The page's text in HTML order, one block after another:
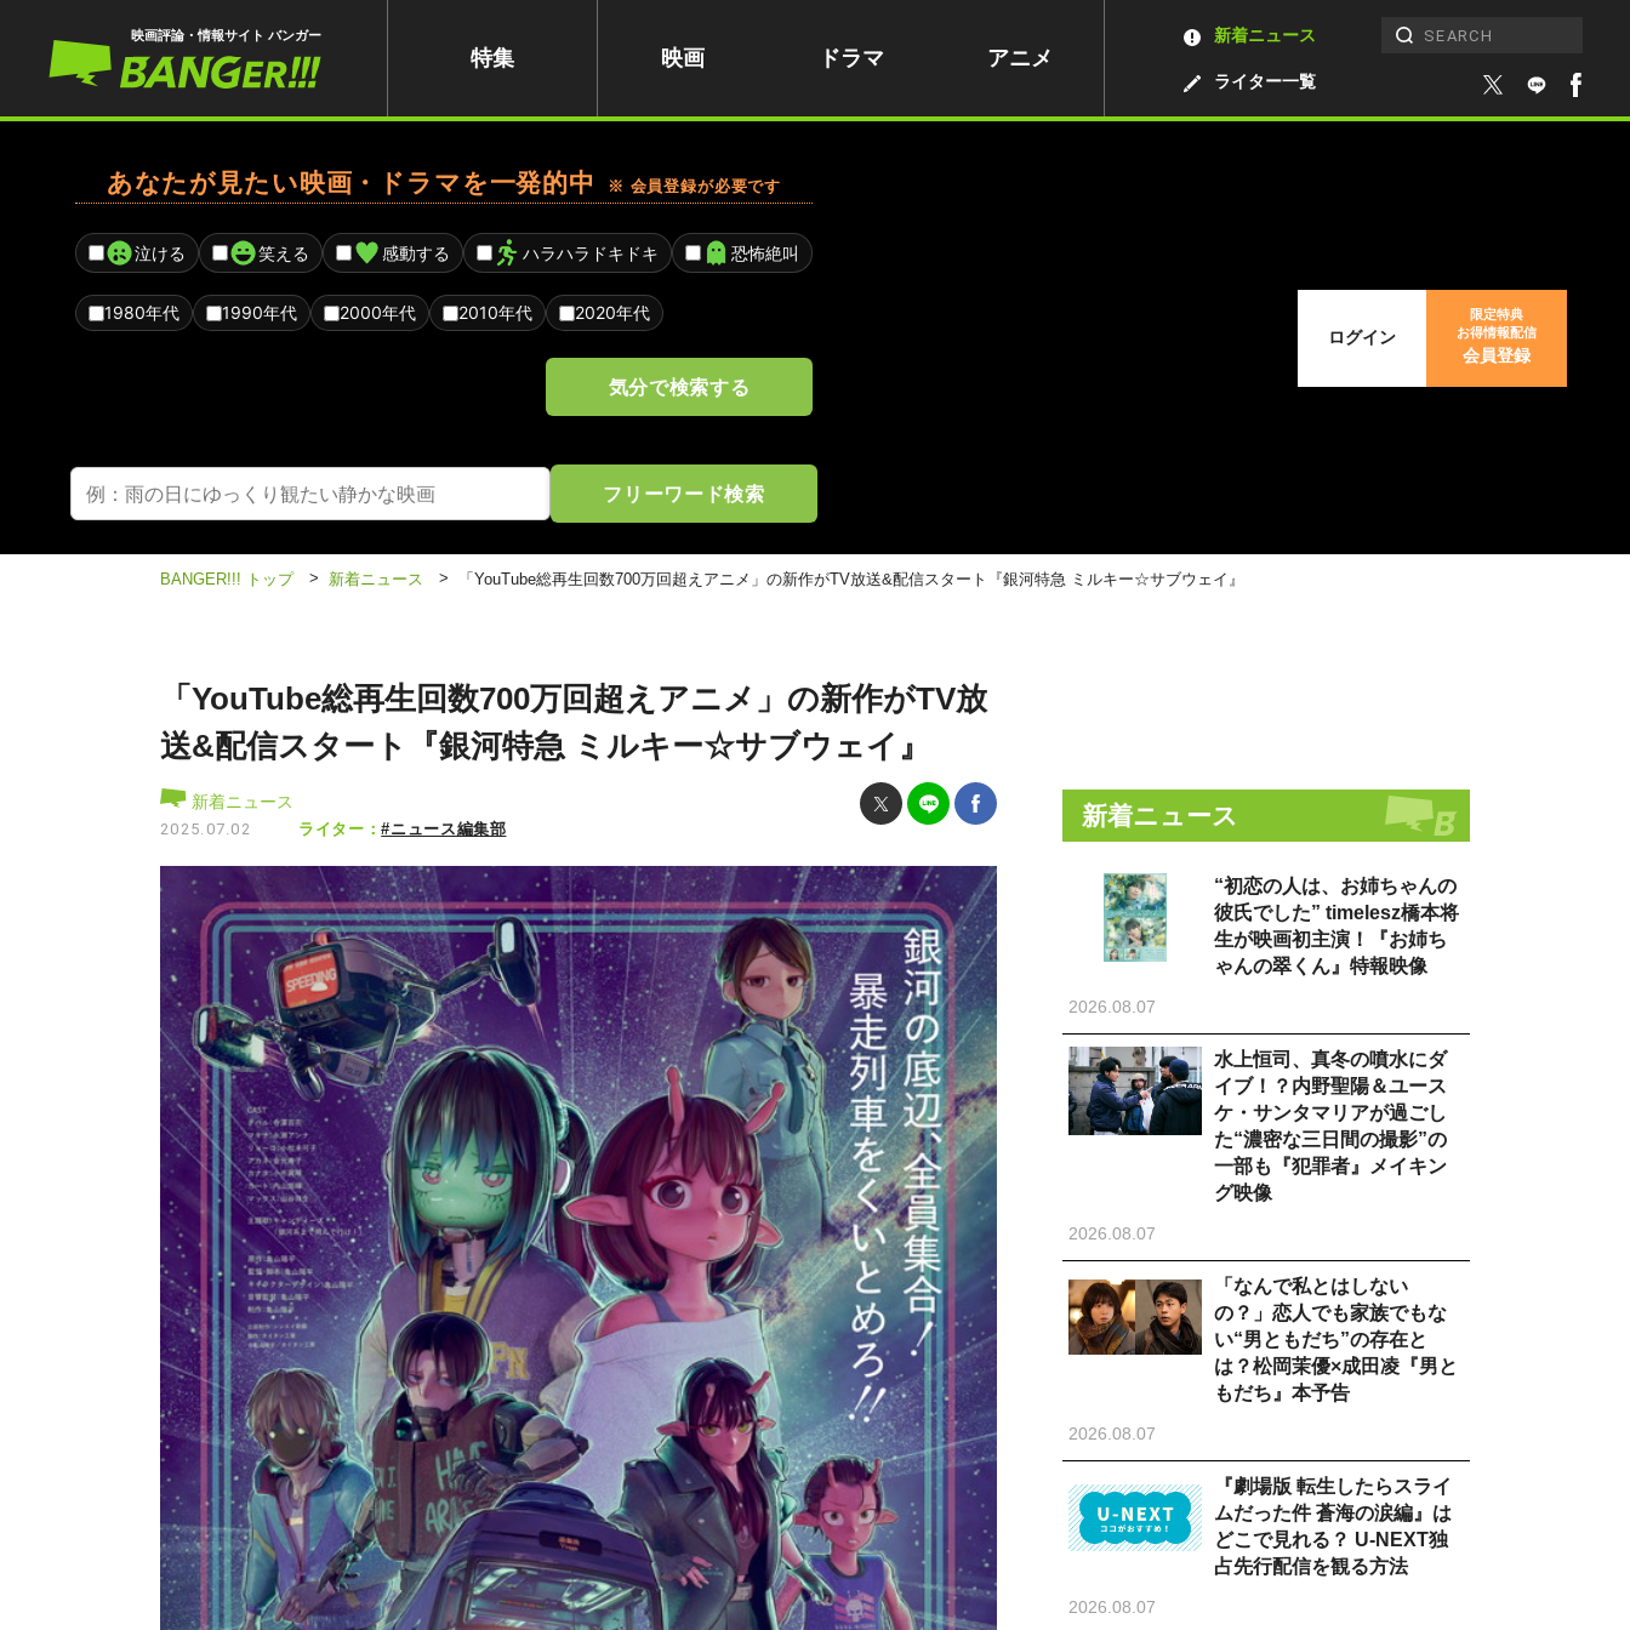
映画評論・情報サイト バンガー
特集 映画 ドラマ アニメ
ライター一覧
新着ニュース
あなたが見たい映画・ドラマを一発的中 ※ 会員登録が必要です
泣ける 笑える 感動する ハラハラドキドキ 恐怖絶叫
1980年代 1990年代 2000年代 2010年代 2020年代
気分で検索する
フリーワード検索
ログイン
限定特典
お得情報配信
会員登録
BANGER!!! トップ > 新着ニュース > 「YouTube総再生回数700万回超えアニメ」の新作がTV放送&配信スタート『銀河特急 ミルキー☆サブウェイ』
「YouTube総再生回数700万回超えアニメ」の新作がTV放
送&配信スタート『銀河特急 ミルキー☆サブウェイ』
新着ニュース
2025.07.02 ライター：#ニュース編集部 新着ニュース
“初恋の人は、お姉ちゃんの
彼氏でした” timelesz橋本将
生が映画初主演！『お姉ち
ゃんの翠くん』特報映像
2026.08.07
水上恒司、真冬の噴水にダ
イブ！？内野聖陽＆ユース
ケ・サンタマリアが過ごし
た“濃密な三日間の撮影”の
一部も『犯罪者』メイキン
グ映像
2026.08.07
「なんで私とはしない
の？」恋人でも家族でもな
い“男ともだち”の存在と
は？松岡茉優×成田凌『男と
もだち』本予告
2026.08.07
『劇場版 転生したらスライ
ムだった件 蒼海の涙編』は
どこで見れる？ U-NEXT独
占先行配信を観る方法
2026.08.07